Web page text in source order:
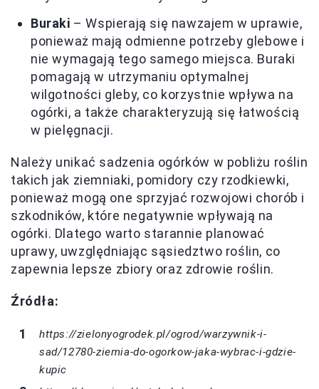
Buraki – Wspierają się nawzajem w uprawie,
ponieważ mają odmienne potrzeby glebowe i
nie wymagają tego samego miejsca. Buraki
pomagają w utrzymaniu optymalnej
wilgotności gleby, co korzystnie wpływa na
ogórki, a także charakteryzują się łatwością
w pielęgnacji.
Należy unikać sadzenia ogórków w pobliżu roślin
takich jak ziemniaki, pomidory czy rzodkiewki,
ponieważ mogą one sprzyjać rozwojowi chorób i
szkodników, które negatywnie wpływają na
ogórki. Dlatego warto starannie planować
uprawy, uwzględniając sąsiedztwo roślin, co
zapewnia lepsze zbiory oraz zdrowie roślin.
Źródła:
https://zielonyogrodek.pl/ogrod/warzywnik-i-
sad/12780-ziemia-do-ogorkow-jaka-wybrac-i-gdzie-
kupic